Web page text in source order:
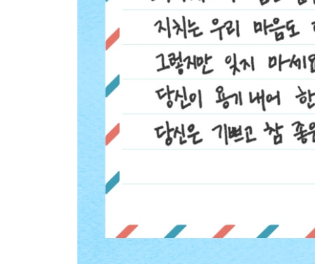
12 아무나 공부할 수 있는 건 아니었다
_나는 공부할 수 없었다1. 잭 런던 이야기
_나는 공부할 수 없었다2. 소피 제르맹 이야기
_나는 공부할 수 없었다3. 프레더릭 더글러스 이야
_나는 공부할 수 없었다4. 이우근 이야기
_우리에게 축복처럼 쏟아진 ‘공부할 기회’
Beyond Story 그들의 뒷이야기
_보약 한 첩을 버리는 순간, 엄마의 마음도 함께 버
_아버지가 벌어오신 돈의 의미
_나에 대한 기대로 하루를 버티는 사람